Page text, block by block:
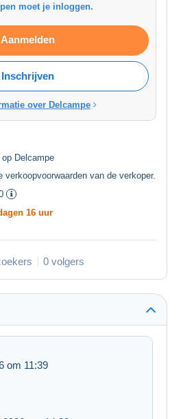
moet je inloggen.
Aanmelden
Inschrijven
over Delcampe
op Delcampe
verkoopvoorwaarden van de verkoper.
16 uur
0 volgers
om 11:39